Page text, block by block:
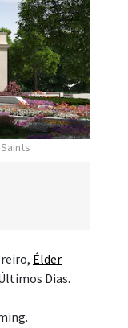
Élder
Dias.